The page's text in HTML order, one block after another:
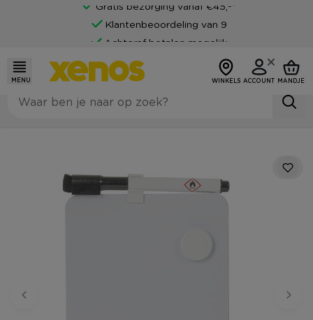
Gratis bezorging vanaf €45,-*
Klantenbeoordeling van 9
Achteraf betalen mogelijk
MENU WINKELS ACCOUNT MANDJE